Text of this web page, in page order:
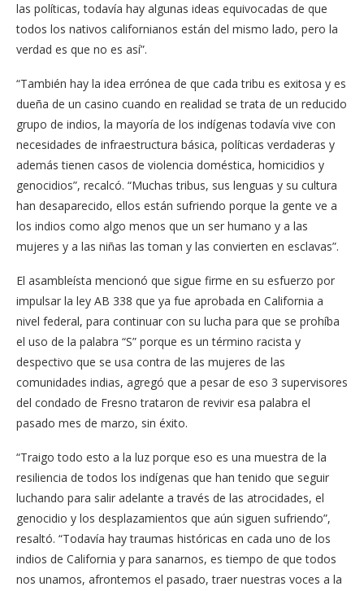
las políticas, todavía hay algunas ideas equivocadas de que
todos los nativos californianos están del mismo lado, pero la
verdad es que no es así”.
“También hay la idea errónea de que cada tribu es exitosa y es
dueña de un casino cuando en realidad se trata de un reducido
grupo de indios, la mayoría de los indígenas todavía vive con
necesidades de infraestructura básica, políticas verdaderas y
además tienen casos de violencia doméstica, homicidios y
genocidios”, recalcó. “Muchas tribus, sus lenguas y su cultura
han desaparecido, ellos están sufriendo porque la gente ve a
los indios como algo menos que un ser humano y a las
mujeres y a las niñas las toman y las convierten en esclavas”.
El asambleísta mencionó que sigue firme en su esfuerzo por
impulsar la ley AB 338 que ya fue aprobada en California a
nivel federal, para continuar con su lucha para que se prohíba
el uso de la palabra “S” porque es un término racista y
despectivo que se usa contra de las mujeres de las
comunidades indias, agregó que a pesar de eso 3 supervisores
del condado de Fresno trataron de revivir esa palabra el
pasado mes de marzo, sin éxito.
“Traigo todo esto a la luz porque eso es una muestra de la
resiliencia de todos los indígenas que han tenido que seguir
luchando para salir adelante a través de las atrocidades, el
genocidio y los desplazamientos que aún siguen sufriendo”,
resaltó. “Todavía hay traumas históricas en cada uno de los
indios de California y para sanarnos, es tiempo de que todos
nos unamos, afrontemos el pasado, traer nuestras voces a la